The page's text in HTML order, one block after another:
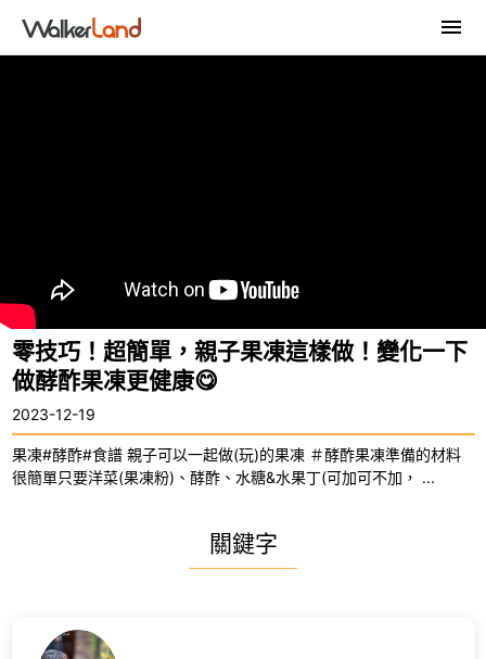
零技巧！超簡單，親子果凍這樣做！變化一下
做酵酢果凍更健康😋
2023-12-19
果凍#酵酢#食譜 親子可以一起做(玩)的果凍 ＃酵酢果凍準備的材料
很簡單只要洋菜(果凍粉)、酵酢、水糖&水果丁(可加可不加， ...
關鍵字